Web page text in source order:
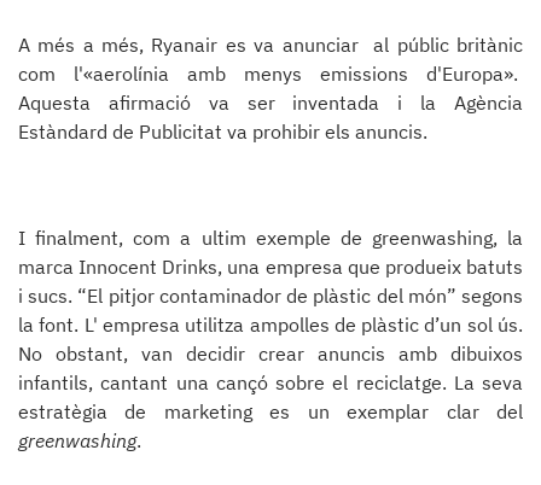
A més a més, Ryanair es va anunciar al públic britànic
com l'«aerolínia amb menys emissions d'Europa».
Aquesta afirmació va ser inventada i la Agència
Estàndard de Publicitat va prohibir els anuncis.
I finalment, com a ultim exemple de greenwashing, la
marca Innocent Drinks, una empresa que produeix batuts
i sucs. “El pitjor contaminador de plàstic del món” segons
la font. L' empresa utilitza ampolles de plàstic d’un sol ús.
No obstant, van decidir crear anuncis amb dibuixos
infantils, cantant una cançó sobre el reciclatge. La seva
estratègia de marketing es un exemplar clar del
greenwashing.